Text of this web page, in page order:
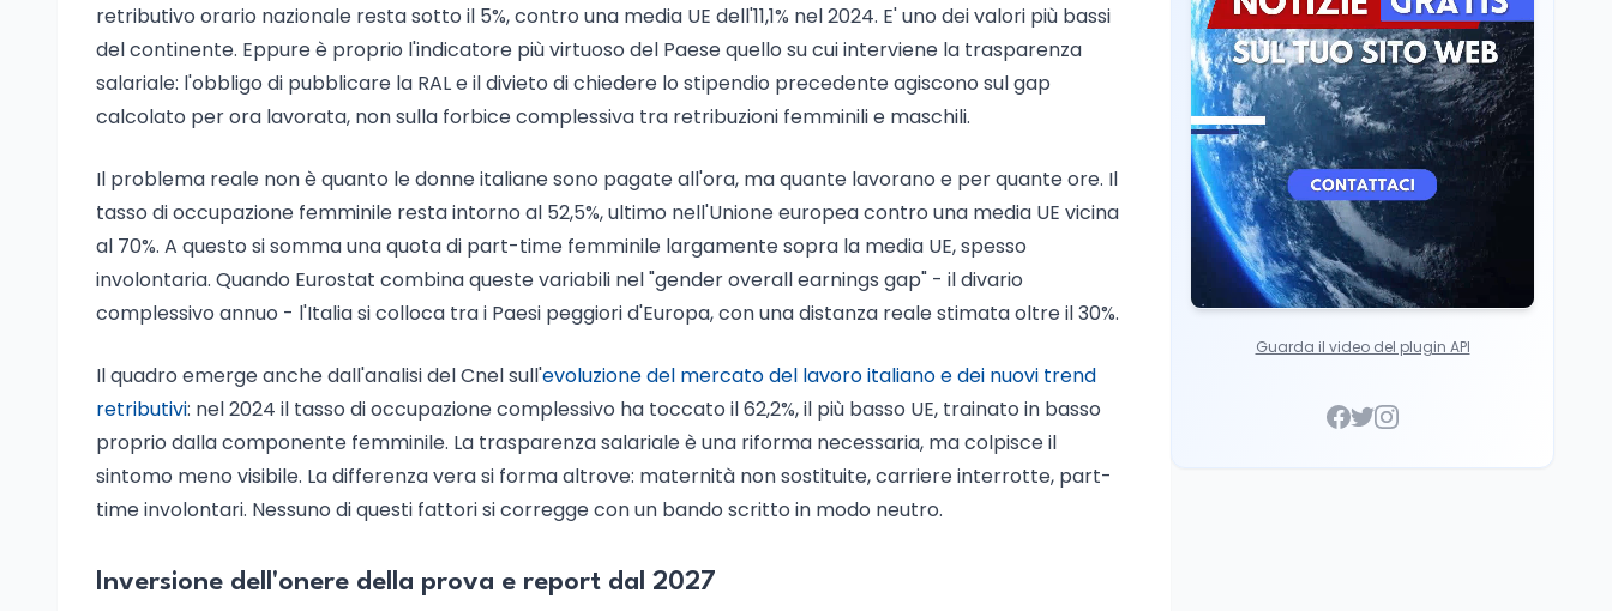
retributivo orario nazionale resta sotto il 5%, contro una media UE dell'11,1% nel 2024. E' uno dei valori più bassi
del continente. Eppure è proprio l'indicatore più virtuoso del Paese quello su cui interviene la trasparenza
salariale: l'obbligo di pubblicare la RAL e il divieto di chiedere lo stipendio precedente agiscono sul gap
calcolato per ora lavorata, non sulla forbice complessiva tra retribuzioni femminili e maschili.
Il problema reale non è quanto le donne italiane sono pagate all'ora, ma quante lavorano e per quante ore. Il
tasso di occupazione femminile resta intorno al 52,5%, ultimo nell'Unione europea contro una media UE vicina
al 70%. A questo si somma una quota di part-time femminile largamente sopra la media UE, spesso
involontaria. Quando Eurostat combina queste variabili nel "gender overall earnings gap" - il divario
complessivo annuo - l'Italia si colloca tra i Paesi peggiori d'Europa, con una distanza reale stimata oltre il 30%.
Il quadro emerge anche dall'analisi del Cnel sull'evoluzione del mercato del lavoro italiano e dei nuovi trend
retributivi: nel 2024 il tasso di occupazione complessivo ha toccato il 62,2%, il più basso UE, trainato in basso
proprio dalla componente femminile. La trasparenza salariale è una riforma necessaria, ma colpisce il
sintomo meno visibile. La differenza vera si forma altrove: maternità non sostituite, carriere interrotte, part-
time involontari. Nessuno di questi fattori si corregge con un bando scritto in modo neutro.
Inversione dell'onere della prova e report dal 2027
Scuola8 ago
Idonea in 8 classi di
concorso, precaria da 18
anni: il caso di Rimini
Guarda il video del plugin API